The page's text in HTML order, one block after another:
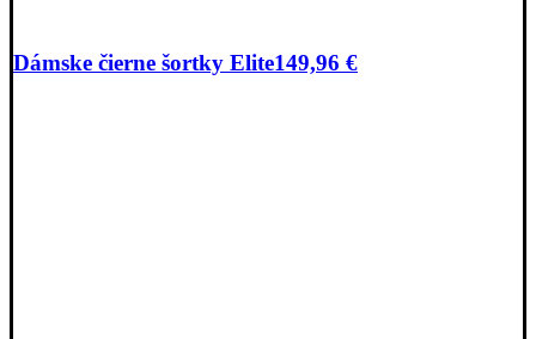
Dámske čierne šortky Elite149,96 €